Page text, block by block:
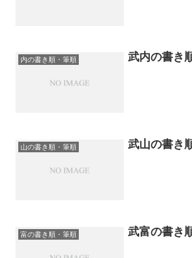
内の書き順・筆順 武内の書き
山の書き順・筆順 武山の書き
富の書き順・筆順 武富の書き